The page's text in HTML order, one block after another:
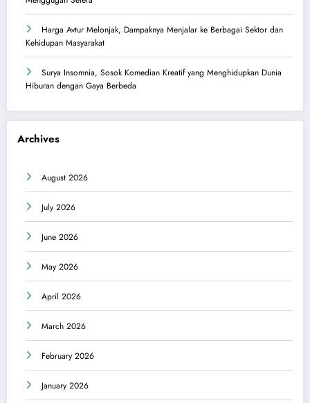
Harga Avtur Melonjak, Dampaknya Menjalar ke Berbagai Sektor dan
Kehidupan Masyarakat
Surya Insomnia, Sosok Komedian Kreatif yang Menghidupkan Dunia
Hiburan dengan Gaya Berbeda
Archives
August 2026
July 2026
June 2026
May 2026
April 2026
March 2026
February 2026
January 2026